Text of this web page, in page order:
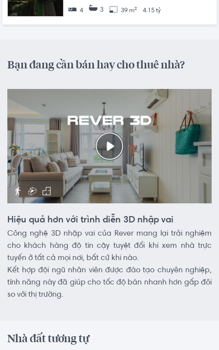
4 3 39 m² 4.15 tỷ
Bạn đang cần bán hay cho thuê nhà?
Hiệu quả hơn với trình diễn 3D nhập vai
Công nghệ 3D nhập vai của Rever mang lại trải nghiệm
cho khách hàng độ tin cậy tuyệt đối khi xem nhà trực
tuyến ở tất cả mọi nơi, bất cứ khi nào.
Kết hợp đội ngũ nhân viên được đào tạo chuyên nghiệp,
tính năng này đã giúp cho tốc độ bán nhanh hơn gấp đôi
so với thị trường.
Nhà đất tương tự